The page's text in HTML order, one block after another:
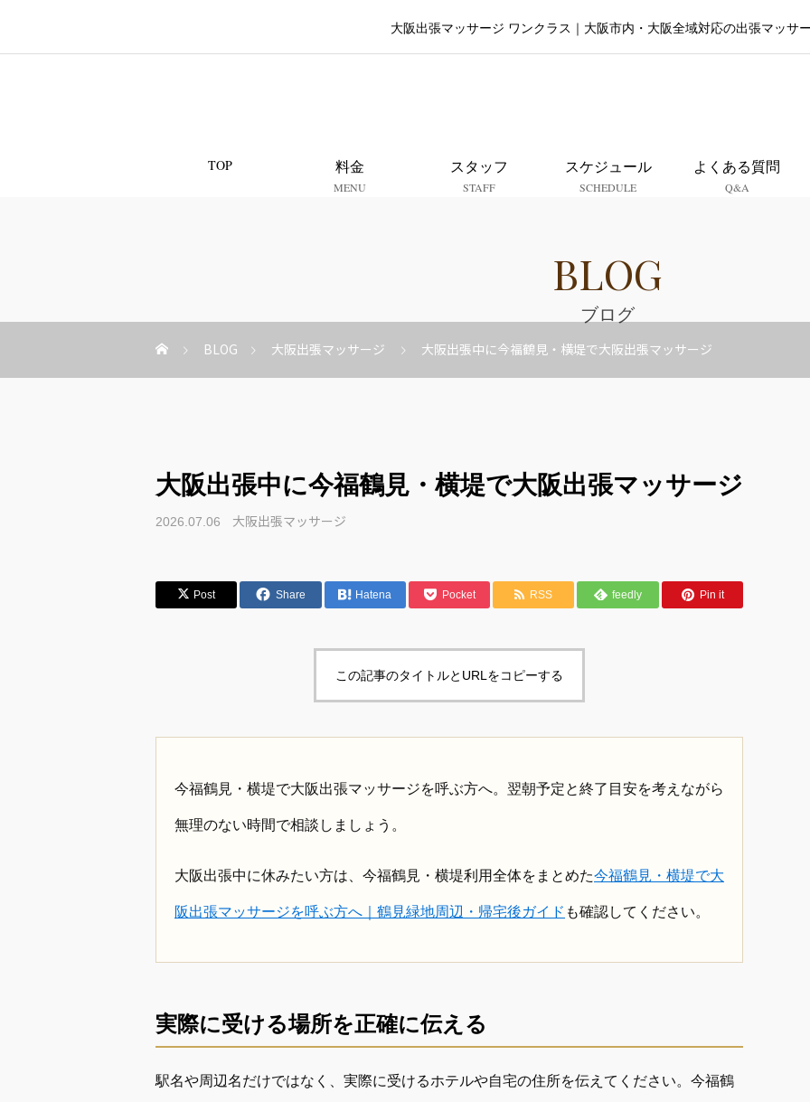
大阪出張マッサージ ワンクラス｜大阪市内・大阪全域対応の出張マッサ
TOP 料金
MENU
スタッフ
STAFF
スケジュール
SCHEDULE
よくある質問
Q&A
BLOG
ブログ
BLOG 大阪出張マッサージ 大阪出張中に今福鶴見・横堤で大阪出張マッサージ
大阪出張中に今福鶴見・横堤で大阪出張マッサージ
2026.07.06 大阪出張マッサージ
Post Share Hatena Pocket RSS feedly Pin it
この記事のタイトルとURLをコピーする
今福鶴見・横堤で大阪出張マッサージを呼ぶ方へ。翌朝予定と終了目安を考えながら
無理のない時間で相談しましょう。
大阪出張中に休みたい方は、今福鶴見・横堤利用全体をまとめた今福鶴見・横堤で大
阪出張マッサージを呼ぶ方へ｜鶴見緑地周辺・帰宅後ガイド も確認してください。
実際に受ける場所を正確に伝える
駅名や周辺名だけではなく、実際に受けるホテルや自宅の住所を伝えてください。今福鶴